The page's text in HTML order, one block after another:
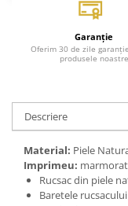
Garanție
Oferim 30 de zile
produsele noastre
Descriere
Material: Piele
Imprimeu: marmorat
Rucsac din piele
Baretele